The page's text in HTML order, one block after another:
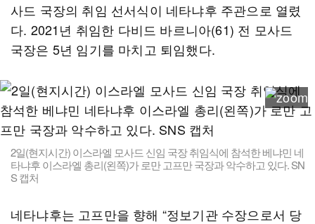
사드 국장의 취임 선서식이 네타냐후 주관으로 열렸
다. 2021년 취임한 다비드 바르니아(61) 전 모사드
국장은 5년 임기를 마치고 퇴임했다.
2일(현지시간) 이스라엘 모사드 신임 국장 취임식에 참석한 베냐민 네
타냐후 이스라엘 총리(왼쪽)가 로만 고프만 국장과 악수하고 있다. SN
S 캡처
네타냐후는 고프만을 향해 “정보기관 수장으로서 당